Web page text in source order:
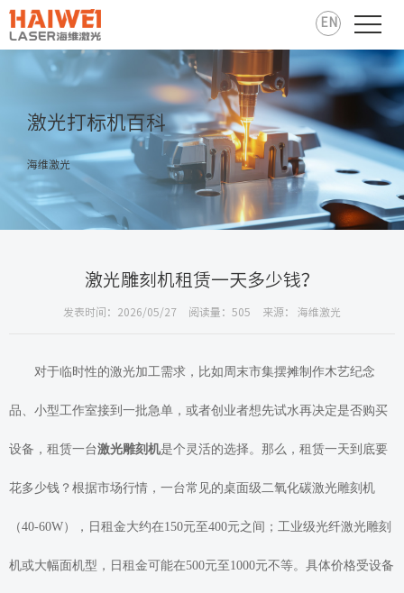
EN
激光打标机百科
海维激光
激光雕刻机租赁一天多少钱？
发表时间：2026/05/27 阅读量：505 来源： 海维激光
对于临时性的激光加工需求，比如周末市集摆摊制作木艺纪念
品、小型工作室接到一批急单，或者创业者想先试水再决定是否购买
设备，租赁一台激光雕刻机是个灵活的选择。那么，租赁一天到底要
花多少钱？根据市场行情，一台常见的桌面级二氧化碳激光雕刻机
（40-60W），日租金大约在150元至400元之间；工业级光纤激光雕刻
机或大幅面机型，日租金可能在500元至1000元不等。具体价格受设备